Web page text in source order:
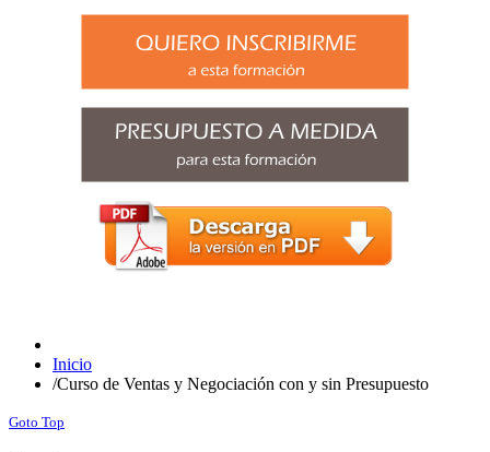
Inicio
/Curso de Ventas y Negociación con y sin Presupuesto
Goto Top